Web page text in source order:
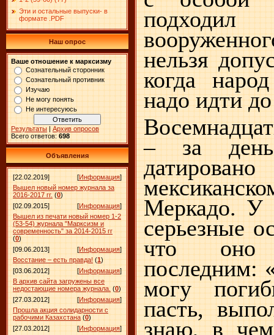
Эти и остальные выпуски- в
формате .PDF
Наш опрос
Ваше отношение к марксизму
Сознательный сторонник
Сознательный противник
Изучаю
Не могу понять
Не интересуюсь
Результаты | Архив опросов
Всего ответов: 698
Объявления
[22.02.2019] [Информация]
Вышел новый номер журнала за
2016-2017 гг. (0)
[02.09.2015]
[Информация]
Вышел из печати новый номер 1-2
(53-54) журнала "Марксизм и
современность" за 2014-2015 гг
(0)
[09.06.2013]
[Информация]
Восстание – есть правда! (1)
[03.06.2012]
[Информация]
В архив сайта загружены все
недостающие номера журнала. (0)
[27.03.2012]
[Информация]
Прошла акция солидарности с
рабочими Казахстана (0)
[27.03.2012]
[Информация]
нельзя
когда
надо идти
– за
Меркадо. У
серьезные
что оно
последним:
могу
пасть,
знаю, в